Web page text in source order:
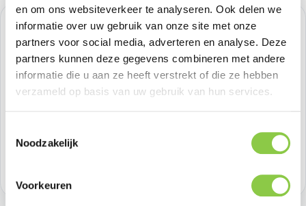
en om ons websiteverkeer te analyseren. Ook delen we
informatie over uw gebruik van onze site met onze
partners voor social media, adverteren en analyse. Deze
partners kunnen deze gegevens combineren met andere
informatie die u aan ze heeft verstrekt of die ze hebben
verzameld op basis van uw gebruik van hun services.
Noodzakelijk
Voorkeuren
Normale prijs:
€ 8,26
Prijzen excl. BTW
Producthoeveelheid: Voer de
Productnummer: